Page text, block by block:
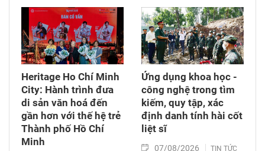
Heritage Ho Chí Minh
City: Hành trình đưa
di sản văn hoá đến
gần hơn với thế hệ trẻ
Thành phố Hồ Chí
Minh
Ứng dụng khoa học -
công nghệ trong tìm
kiếm, quy tập, xác
định danh tính hài cốt
liệt sĩ
07/08/2026 TIN TỨC